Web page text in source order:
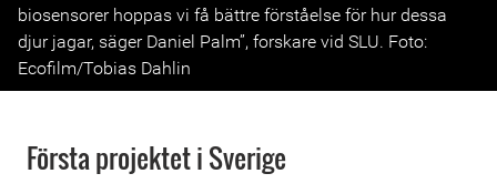
biosensorer hoppas vi få bättre förståelse för hur dessa
djur jagar, säger Daniel Palm”, forskare vid SLU. Foto:
Ecofilm/Tobias Dahlin
Första projektet i Sverige